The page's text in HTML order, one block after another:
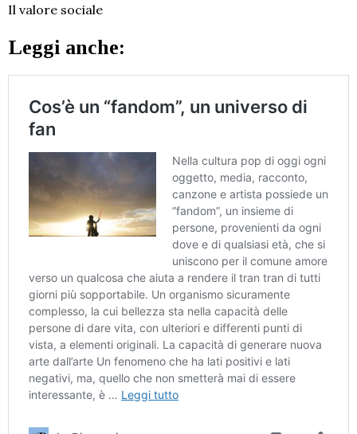
Il valore sociale
Leggi anche: